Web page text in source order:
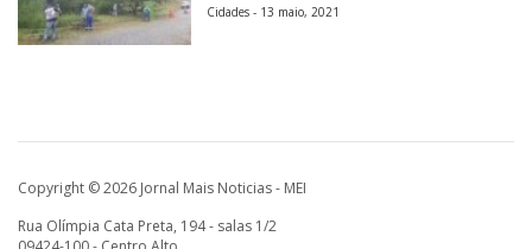
Cidades - 13 maio, 2021
Copyright © 2026 Jornal Mais Noticias - MEI
Rua Olímpia Cata Preta, 194 - salas 1/2